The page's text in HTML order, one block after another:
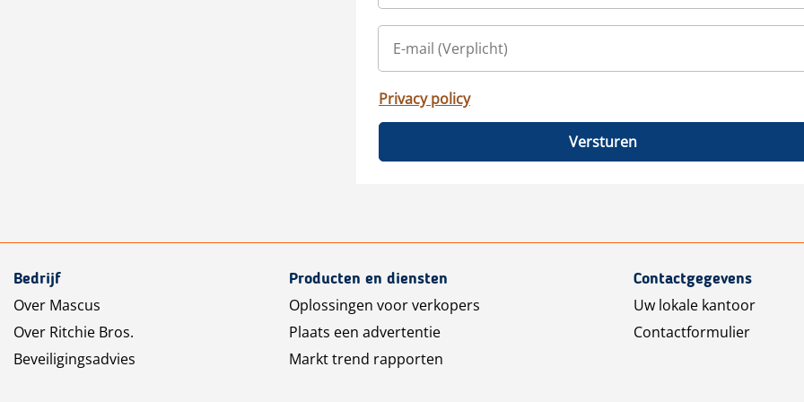
Privacy policy
Versturen
Bedrijf
Over Mascus
Over Ritchie Bros.
Beveiligingsadvies
Producten en diensten
Oplossingen voor verkopers
Plaats een advertentie
Markt trend rapporten
Contactgegevens
Uw lokale kantoor
Contactformulier